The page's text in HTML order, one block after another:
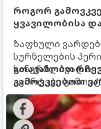
როგორ
ყვავილობისა
ზაფხული
სურნელების
ხანგრძლივად
კვირტები
გამოკვება
ვიცოდეთ,
გთავაზობთ
გამოვკვებოთ
შედეგის